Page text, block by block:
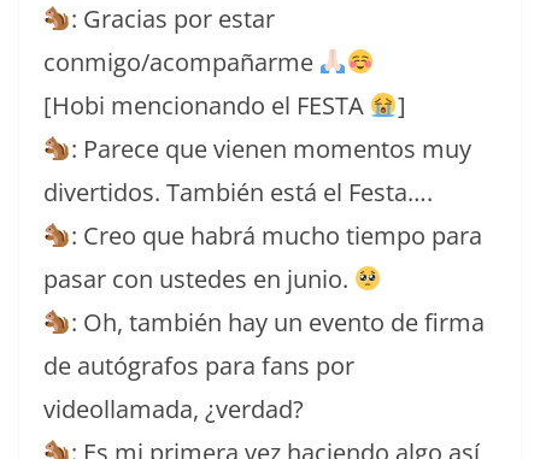
: Gracias por estar
conmigo/acompañarme
[Hobi mencionando el FESTA
]
: Parece que vienen momentos muy
divertidos. También está el Festa….
: Creo que habrá mucho tiempo para
pasar con ustedes en junio.
: Oh, también hay un evento de firma
de autógrafos para fans por
videollamada, ¿verdad?
: Es mi primera vez haciendo algo así